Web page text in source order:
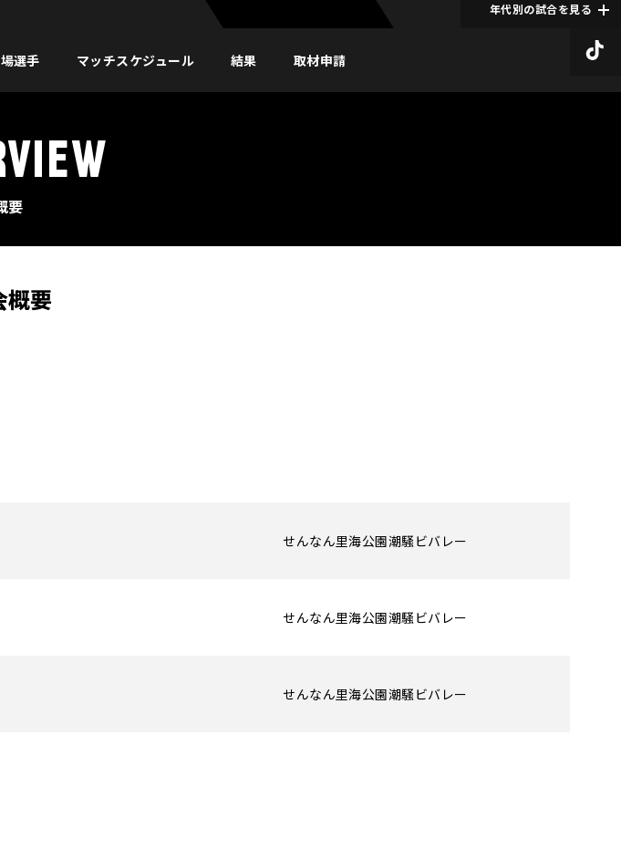
年代別の試合を見る
選手 マッチスケジュール 結果 取材申請
要
概要
せんなん里海公園潮騒ビバレー
せんなん里海公園潮騒ビバレー
せんなん里海公園潮騒ビバレー